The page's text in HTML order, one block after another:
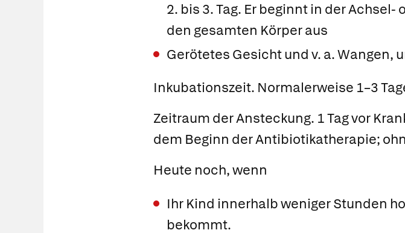
2. bis 3. Tag. Er beginnt in der
den gesamten Körper aus
Gerötetes Gesicht und v. a. Wangen,
Inkubationszeit. Normalerweise 1–3
Zeitraum der Ansteckung. 1 Tag vor
dem Beginn der Antibiotikatherapie;
Heute noch, wenn
Ihr Kind innerhalb weniger Stunden
bekommt.